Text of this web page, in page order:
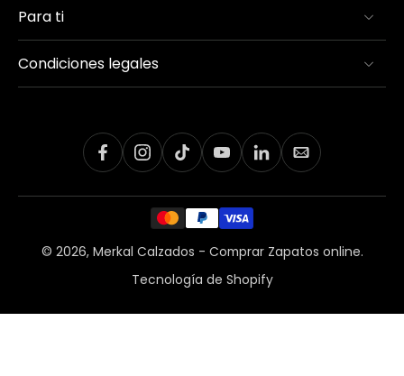
Para ti
Condiciones legales
© 2026, Merkal Calzados - Comprar Zapatos online.
Tecnología de Shopify